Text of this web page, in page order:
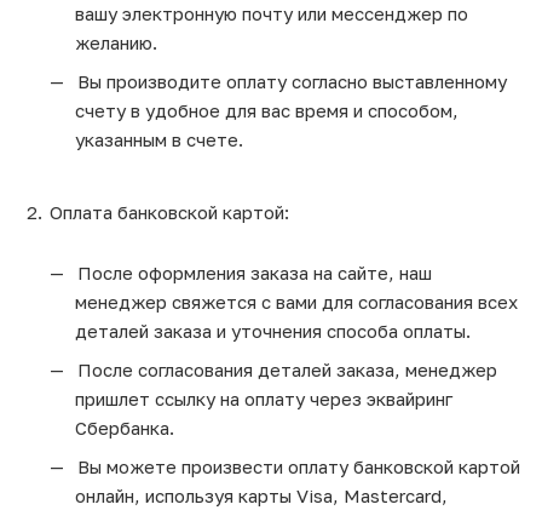
вашу электронную почту или мессенджер по
желанию.
Вы производите оплату согласно выставленному
счету в удобное для вас время и способом,
указанным в счете.
Оплата банковской картой:
После оформления заказа на сайте, наш
менеджер свяжется с вами для согласования всех
деталей заказа и уточнения способа оплаты.
После согласования деталей заказа, менеджер
пришлет ссылку на оплату через эквайринг
Сбербанка.
Вы можете произвести оплату банковской картой
онлайн, используя карты Visa, Mastercard,